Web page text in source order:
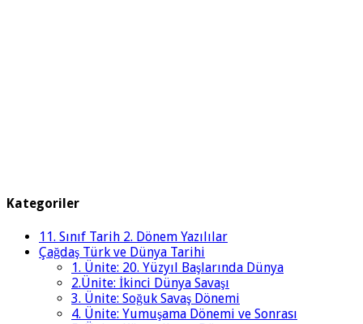
Kategoriler
11. Sınıf Tarih 2. Dönem Yazılılar
Çağdaş Türk ve Dünya Tarihi
1. Ünite: 20. Yüzyıl Başlarında Dünya
2.Ünite: İkinci Dünya Savaşı
3. Ünite: Soğuk Savaş Dönemi
4. Ünite: Yumuşama Dönemi ve Sonrası